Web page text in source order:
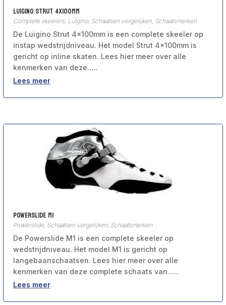
Luigino Strut 4x100mm
Complete skeelers, Luigino, Schaatsen vergelijken, Schaatsmerken
De Luigino Strut 4x100mm is een complete skeeler op
instap wedstrijdniveau. Het model Strut 4x100mm is
gericht op inline skaten. Lees hier meer over alle
kenmerken van deze…..
Lees meer
Powerslide M1
Powerslide, Schaatsen vergelijken Schaatsmerken
De Powerslide M1 is een complete skeeler op
wedstrijdniveau. Het model M1 is gericht op
langebaanschaatsen. Lees hier meer over alle
kenmerken van deze complete schaats van…..
Lees meer